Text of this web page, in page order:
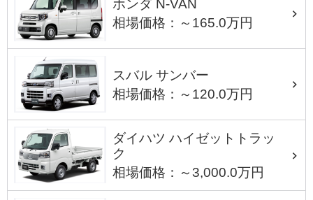
ホンダ N-VAN
相場価格：～165.0万円
スバル サンバー
相場価格：～120.0万円
ダイハツ ハイゼットトラッ
ク
相場価格：～3,000.0万円